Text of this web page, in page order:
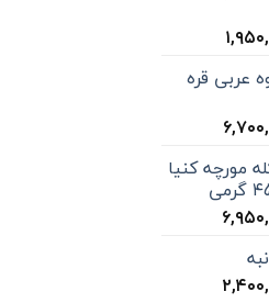
عربی قره
مورچه کنیا